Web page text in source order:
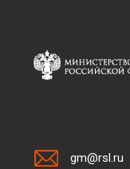
gm@rsl.ru